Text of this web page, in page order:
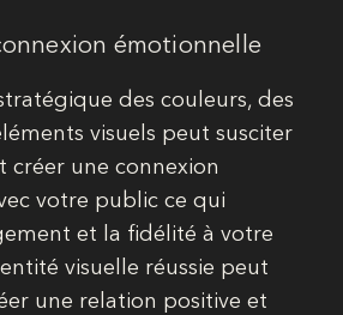
émotionnelle
des couleurs, des
visuels peut susciter
créer une connexion
votre public ce qui
et la fidélité à votre
visuelle réussie peut
une relation positive et